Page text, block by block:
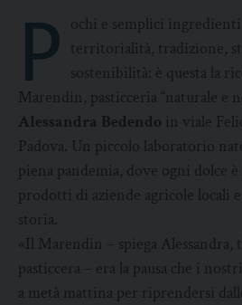
P ochi e semplici
territorialità, tradizione,
sostenibilità: è questa la
Marendin, pasticceria “naturale e
Alessandra Bedendo in viale
Padova. Un piccolo laboratorio
piena pandemia, dove ogni dolce
prodotti di aziende agricole locali
storia.
«Il Marendin – spiega Alessandra,
pasticcera – era la pausa che i
a metà mattina per riprendersi